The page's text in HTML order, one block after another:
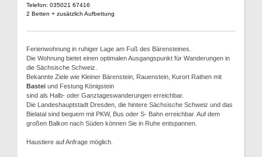
Telefon: 035021 67416
2 Betten + zusätzlich Aufbettung
Ferienwohnung in ruhiger Lage am Fuß des Bärensteines.
Die Wohnung bietet einen optimalen Ausgangspunkt für Wanderungen in
die Sächsische Schweiz.
Bekannte Ziele wie Kleiner Bärenstein, Rauenstein, Kurort Rathen mit
Bastei und Festung Königstein
sind als Halb- oder Ganztageswanderungen erreichbar.
Die Landeshauptstadt Dresden, die hintere Sächsische Schweiz und das
Bielatal sind bequem mit PKW, Bus oder S- Bahn erreichbar. Auf dem
großen Balkon nach Süden können Sie in Ruhe entspannen.
Haustiere auf Anfrage möglich.